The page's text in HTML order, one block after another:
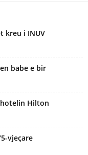
kreu i INUV
babe e bir
Hilton
vjeçare